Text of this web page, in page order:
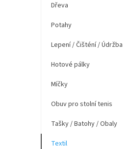
Dřeva
Potahy
Lepení / Čišténí / Údržba
Hotové pálky
Míčky
Obuv pro stolní tenis
Tašky / Batohy / Obaly
Textil